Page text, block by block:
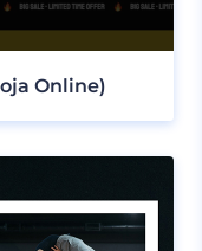
Online)